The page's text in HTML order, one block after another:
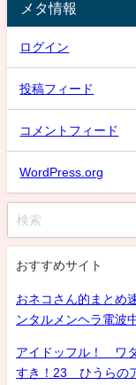
メタ情報
ログイン
投稿フィード
コメントフィード
WordPress.org
おすすめサイト
おネコさん的まとめ
ンタルメンヘラ電波
アイドッフル！ ワ
すき！23 ひうらの